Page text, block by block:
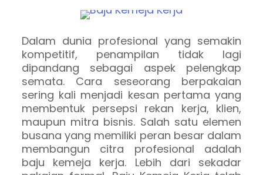
Dalam dunia profesional yang semakin
kompetitif, penampilan tidak lagi
dipandang sebagai aspek pelengkap
semata. Cara seseorang berpakaian
sering kali menjadi kesan pertama yang
membentuk persepsi rekan kerja, klien,
maupun mitra bisnis. Salah satu elemen
busana yang memiliki peran besar dalam
membangun citra profesional adalah
baju kemeja kerja. Lebih dari sekadar